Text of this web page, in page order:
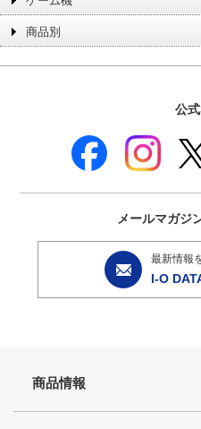
商品別
公
メールマガジ
最新情報
I-O
商品情報